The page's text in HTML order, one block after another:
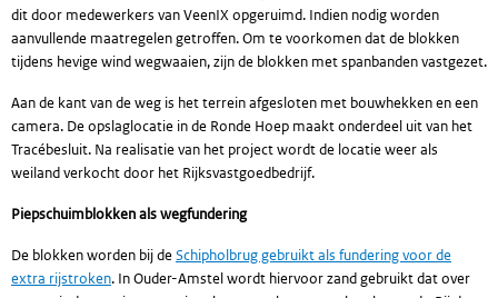
dit door medewerkers van VeenIX opgeruimd. Indien nodig worden
aanvullende maatregelen getroffen. Om te voorkomen dat de blokken
tijdens hevige wind wegwaaien, zijn de blokken met spanbanden vastgezet.
Aan de kant van de weg is het terrein afgesloten met bouwhekken en een
camera. De opslaglocatie in de Ronde Hoep maakt onderdeel uit van het
Tracébesluit. Na realisatie van het project wordt de locatie weer als
weiland verkocht door het Rijksvastgoedbedrijf.
Piepschuimblokken als wegfundering
De blokken worden bij deSchipholbrug gebruikt als fundering voor de
extra rijstroken. In Ouder-Amstel wordt hiervoor zand gebruikt dat over